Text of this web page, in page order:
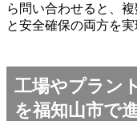
ら問い合わせると、
と安全確保の両方を
工場やプラン
を福知山市で